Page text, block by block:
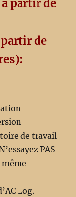
à partir de
partir de
de travail
PAS
Log.